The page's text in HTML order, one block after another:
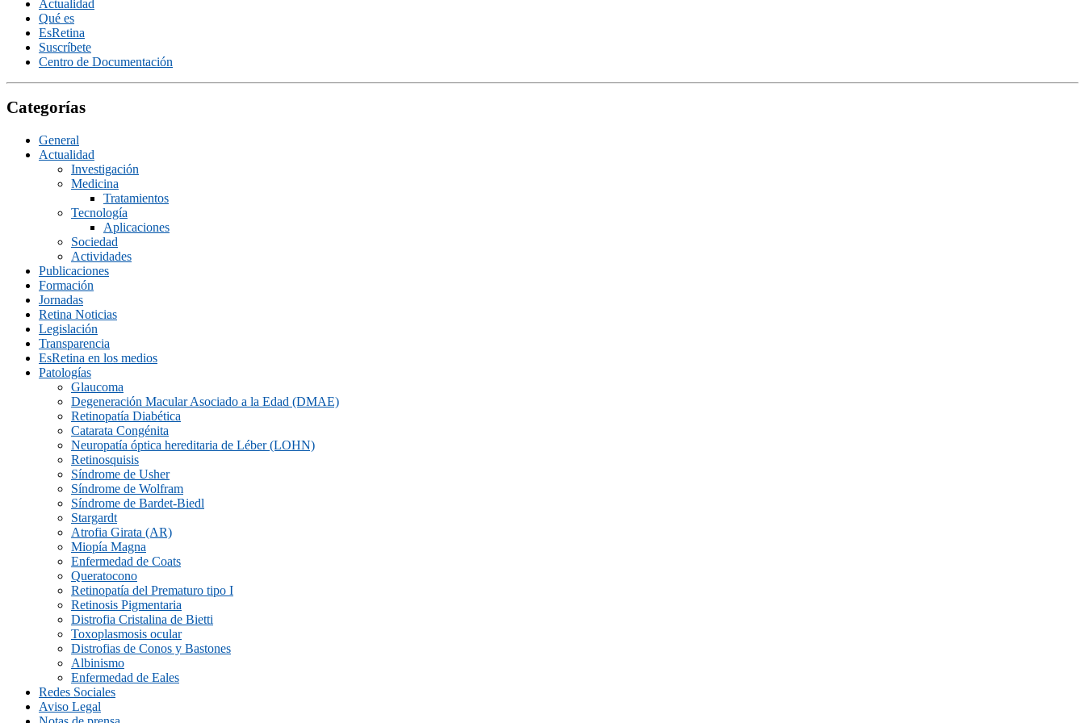
Actualidad
Qué es
EsRetina
Suscrí­bete
Centro de Documentación
Categorías
General
Actualidad
Investigación
Medicina
Tratamientos
Tecnologí­a
Aplicaciones
Sociedad
Actividades
Publicaciones
Formación
Jornadas
Retina Noticias
Legislación
Transparencia
EsRetina en los medios
Patologías
Glaucoma
Degeneración Macular Asociado a la Edad (DMAE)
Retinopatía Diabética
Catarata Congénita
Neuropatí­a óptica hereditaria de Léber (LOHN)
Retinosquisis
Síndrome de Usher
Síndrome de Wolfram
Síndrome de Bardet-Biedl
Stargardt
Atrofia Girata (AR)
Miopía Magna
Enfermedad de Coats
Queratocono
Retinopatí­a del Prematuro tipo I
Retinosis Pigmentaria
Distrofia Cristalina de Bietti
Toxoplasmosis ocular
Distrofias de Conos y Bastones
Albinismo
Enfermedad de Eales
Redes Sociales
Aviso Legal